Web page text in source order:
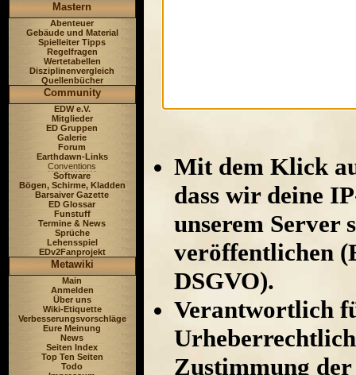
Mastern
Abenteuer
Gebäude und Material
Spielleiter Tipps
Regelfragen
Wertetabellen
Disziplinenvergleich
Quellenbücher
Community
EDW e.V.
Mitglieder
ED Gruppen
Galerie
Forum
Earthdawn-Links
Conventions
Software
Bögen, Schirme, Kladden
Barsaiver Gazette
ED Glossar
Funstuff
Termine & News
Sprüche
Lehensspiel
EDv2Fanprojekt
Metawiki
Main
Anmelden
Über uns
Wiki-Etiquette
Verbesserungsvorschläge
Eure Meinung
News
Seiten Index
Top Ten Seiten
Todo
Mit dem Klick
dass wir deine
unserem Server
veröffentlichen
DSGVO).
Verantwortlich
Zustimmung